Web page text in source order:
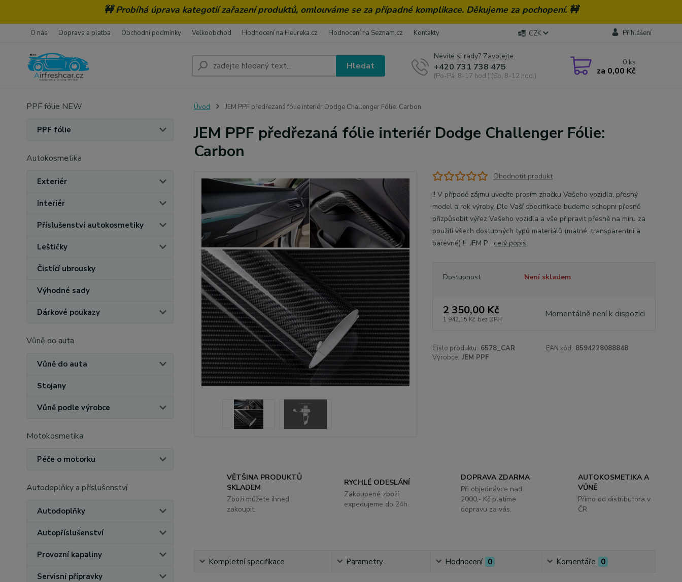
🚧 Probíhá úprava kategotií zařazení produktů, omlouváme se za případné komplikace. Děkujeme za pochopení. 🚧
O nás Doprava a platba Obchodní podmínky Velkoobchod Hodnocení na Heureka.cz Hodnocení na Seznam.cz Kontakty CZK Přihlášení
Hledat
Nevíte si rady? Zavolejte.
+420 731 738 475
(Po-Pá, 8-17 hod.) (So, 8-12 hod.)
0 ks
za 0,00 Kč
PPF fólie NEW
PPF fólie
Autokosmetika
Exteriér
Interiér
Příslušenství autokosmetiky
Leštičky
Čistící ubrousky
Výhodné sady
Dárkové poukazy
Vůně do auta
Vůně do auta
Stojany
Vůně podle výrobce
Motokosmetika
Péče o motorku
Autodoplňky a příslušenství
Autodoplňky
Autopříslušenství
Provozní kapaliny
Servisní přípravky
Úvod JEM PPF předřezaná fólie interiér Dodge Challenger Fólie: Carbon
JEM PPF předřezaná fólie interiér Dodge Challenger Fólie:
Carbon
Ohodnotit produkt
!! V případě zájmu uveďte prosím značku Vašeho vozidla, přesný
model a rok výroby. Dle Vaší specifikace budeme schopni přesně
přizpůsobit výřez Vašeho vozidla a vše připravit přesně na míru za
použití všech dostupných typů materiálů (matné, transparentní a
barevné) !! JEM P... celý popis
Dostupnost Není skladem
2 350,00 Kč
1 942,15 Kč bez DPH Momentálně není k dispozici
Číslo produktu: 6578_CAR EAN kód: 8594228088848
Výrobce: JEM PPF
VĚTŠINA PRODUKTŮ
SKLADEM
Zboží můžete ihned
zakoupit.
RYCHLÉ ODESLÁNÍ
Zakoupené zboží
expedujeme do 24h.
DOPRAVA ZDARMA
Při objednávce nad
2000,- Kč platíme
dopravu za vás.
AUTOKOSMETIKA A
VŮNĚ
Přímo od distributora v
ČR
Kompletní specifikace Parametry Hodnocení 0 Komentáře 0